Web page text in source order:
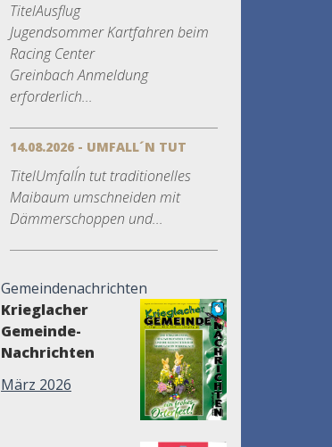
TitelAusflug
Jugendsommer Kartfahren beim
Racing Center
Greinbach Anmeldung
erforderlich...
14.08.2026 - UMFALL´N TUT
TitelUmfall´n tut traditionelles
Maibaum umschneiden mit
Dämmerschoppen und...
Gemeindenachrichten
Krieglacher
Gemeinde-
Nachrichten
März 2026